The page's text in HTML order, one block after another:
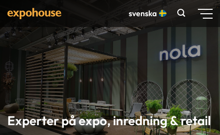
content
svenska
Experter på expo, inredning & retail